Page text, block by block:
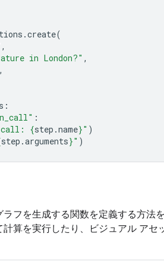
.create(
,
in London?" ,
:
:
call: {step .name}" )
step .arguments}" )
フを生成する関数を定義する方法
算を実行したり、ビジュアル アセ